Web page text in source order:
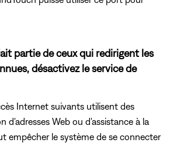
partie de ceux qui redirigent les
désactivez le service de
Internet suivants utilisent des
d'adresses Web ou d'assistance à la
empêcher le système de se connecter